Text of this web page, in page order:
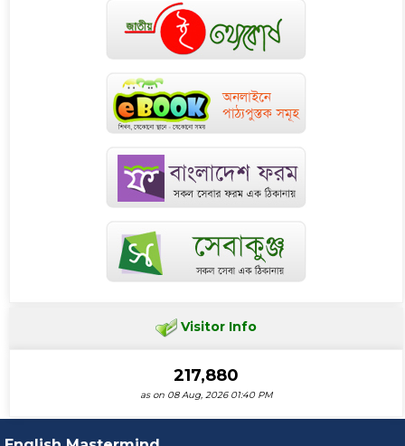
Visitor Info
217,880
as on 08 Aug, 2026 01:40 PM